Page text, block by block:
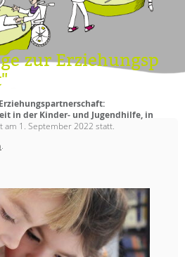
zur Erziehungsp
in der Kinder- und Jugendhilfe, in
am 1. September 2022 statt.
.